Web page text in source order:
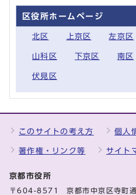
区役所ホームページ
北区 上京区 左京区
山科区 下京区 南区
伏見区
このサイトの考え方 個人
著作権・リンク等 サイト
京都市役所
〒604-8571 京都市中京区寺町